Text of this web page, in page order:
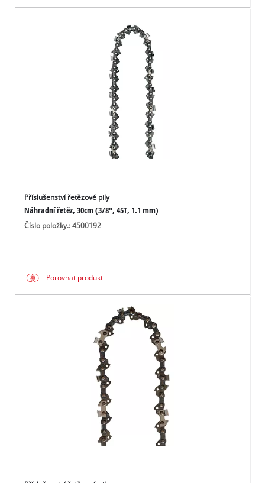
Příslušenství řetězové pily
Náhradní řetěz, 30cm (3/8", 45T, 1.1 mm)
Číslo položky.: 4500192
Porovnat produkt